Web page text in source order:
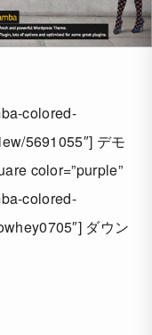
colored-
5691055″] デモ
color=”purple”
colored-
ダウン